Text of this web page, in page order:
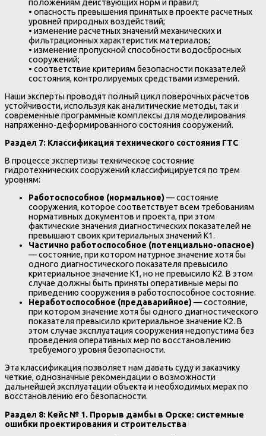
положениям действующих норм и правил;
• опасность превышения принятых в проекте расчетных
уровней природных воздействий;
• изменение расчетных значений механических и
фильтрационных характеристик материалов;
• изменение пропускной способности водосбросных
сооружений;
• соответствие критериям безопасности показателей
состояния, контролируемых средствами измерений.
Наши эксперты проводят полный цикл поверочных расчетов
устойчивости, используя как аналитические методы, так и
современные программные комплексы для моделирования
напряженно-деформированного состояния сооружений.
Раздел 7: Классификация технического состояния ГТС
В процессе экспертизы техническое состояние
гидротехнических сооружений классифицируется по трем
уровням:
Работоспособное (нормальное)— состояние
сооружения, которое соответствует всем требованиям
нормативных документов и проекта, при этом
фактические значения диагностических показателей не
превышают своих критериальных значений К1.
Частично работоспособное (потенциально-опасное)
— состояние, при котором натурное значение хотя бы
одного диагностического показателя превысило
критериальное значение К1, но не превысило К2. В этом
случае должны быть приняты оперативные меры по
приведению сооружения в работоспособное состояние.
Неработоспособное (предаварийное)— состояние,
при котором значение хотя бы одного диагностического
показателя превысило критериальное значение К2. В
этом случае эксплуатация сооружения недопустима без
проведения оперативных мер по восстановлению
требуемого уровня безопасности.
Эта классификация позволяет нам давать суду и заказчику
четкие, однозначные рекомендации о возможности
дальнейшей эксплуатации объекта и необходимых мерах по
восстановлению его безопасности.
Раздел 8: Кейс № 1. Прорыв дамбы в Орске: системные
ошибки проектирования и строительства